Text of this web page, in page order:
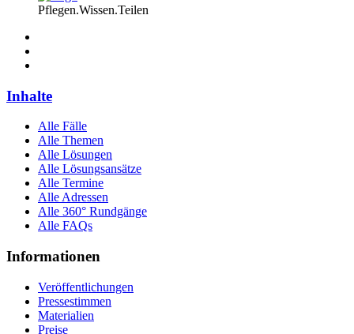
Pflegen.Wissen.Teilen
Inhalte
Alle Fälle
Alle Themen
Alle Lösungen
Alle Lösungsansätze
Alle Termine
Alle Adressen
Alle 360° Rundgänge
Alle FAQs
Informationen
Veröffentlichungen
Pressestimmen
Materialien
Preise